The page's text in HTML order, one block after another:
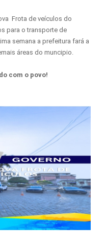
Frota de veículos do
para o transporte de
semana a prefeitura fará a
áreas do muncipio.
com o povo!